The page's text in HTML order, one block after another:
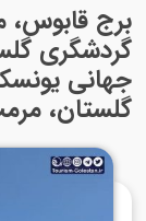
برج
گردشگری
جهانی
گلستان،